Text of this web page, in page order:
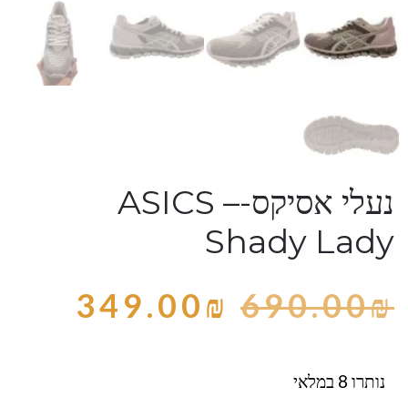
נעלי אסיקס-ASICS –
Shady Lady
690.00₪
349.00₪
נותרו 8 במלאי